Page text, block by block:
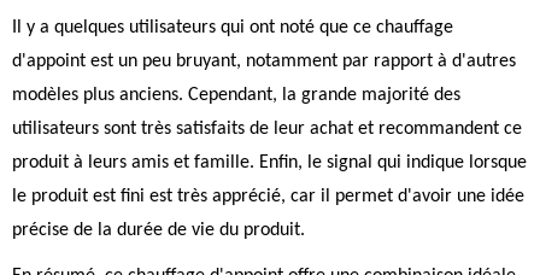
Il y a quelques utilisateurs qui ont noté que ce chauffage
d'appoint est un peu bruyant, notamment par rapport à d'autres
modèles plus anciens. Cependant, la grande majorité des
utilisateurs sont très satisfaits de leur achat et recommandent ce
produit à leurs amis et famille. Enfin, le signal qui indique lorsque
le produit est fini est très apprécié, car il permet d'avoir une idée
précise de la durée de vie du produit.